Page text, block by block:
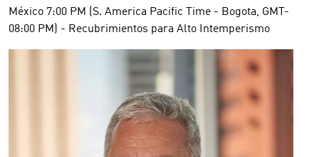
México 7:00 PM (S. America Pacific Time - Bogota, GMT-
08:00 PM) - Recubrimientos para Alto Intemperismo